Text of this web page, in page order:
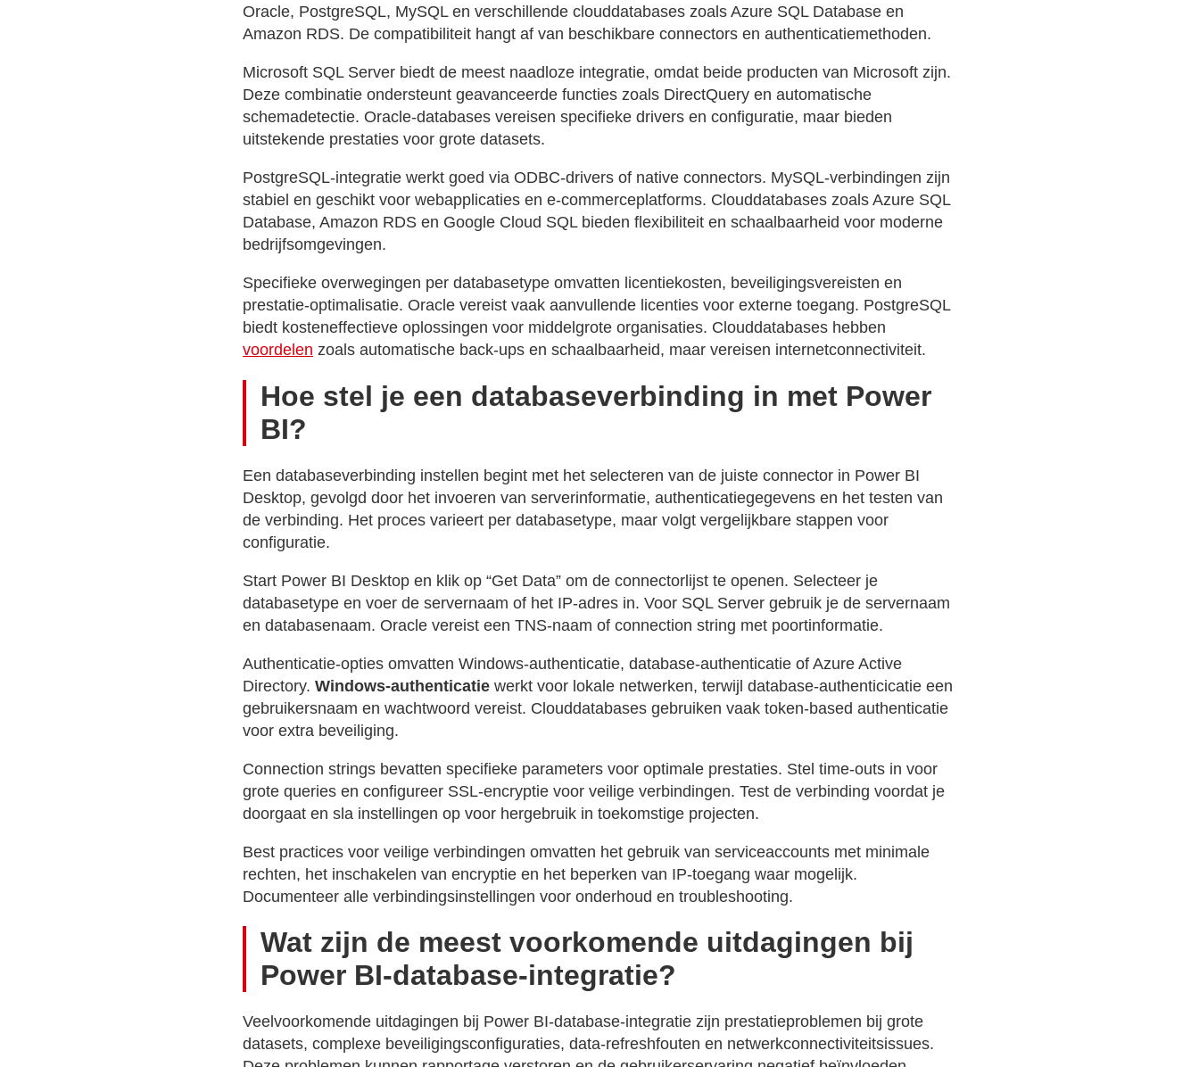
Oracle, PostgreSQL, MySQL en verschillende clouddatabases zoals Azure SQL Database en
Amazon RDS. De compatibiliteit hangt af van beschikbare connectors en authenticatiemethoden.
Microsoft SQL Server biedt de meest naadloze integratie, omdat beide producten van Microsoft zijn.
Deze combinatie ondersteunt geavanceerde functies zoals DirectQuery en automatische
schemadetectie. Oracle-databases vereisen specifieke drivers en configuratie, maar bieden
uitstekende prestaties voor grote datasets.
PostgreSQL-integratie werkt goed via ODBC-drivers of native connectors. MySQL-verbindingen zijn
stabiel en geschikt voor webapplicaties en e-commerceplatforms. Clouddatabases zoals Azure SQL
Database, Amazon RDS en Google Cloud SQL bieden flexibiliteit en schaalbaarheid voor moderne
bedrijfsomgevingen.
Specifieke overwegingen per databasetype omvatten licentiekosten, beveiligingsvereisten en
prestatie-optimalisatie. Oracle vereist vaak aanvullende licenties voor externe toegang. PostgreSQL
biedt kosteneffectieve oplossingen voor middelgrote organisaties. Clouddatabases hebben
voordelen zoals automatische back-ups en schaalbaarheid, maar vereisen internetconnectiviteit.
Hoe stel je een databaseverbinding in met Power
BI?
Een databaseverbinding instellen begint met het selecteren van de juiste connector in Power BI
Desktop, gevolgd door het invoeren van serverinformatie, authenticatiegegevens en het testen van
de verbinding. Het proces varieert per databasetype, maar volgt vergelijkbare stappen voor
configuratie.
Start Power BI Desktop en klik op “Get Data” om de connectorlijst te openen. Selecteer je
databasetype en voer de servernaam of het IP-adres in. Voor SQL Server gebruik je de servernaam
en databasenaam. Oracle vereist een TNS-naam of connection string met poortinformatie.
Authenticatie-opties omvatten Windows-authenticatie, database-authenticatie of Azure Active
Directory. Windows-authenticatie werkt voor lokale netwerken, terwijl database-authenticicatie een
gebruikersnaam en wachtwoord vereist. Clouddatabases gebruiken vaak token-based authenticatie
voor extra beveiliging.
Connection strings bevatten specifieke parameters voor optimale prestaties. Stel time-outs in voor
grote queries en configureer SSL-encryptie voor veilige verbindingen. Test de verbinding voordat je
doorgaat en sla instellingen op voor hergebruik in toekomstige projecten.
Best practices voor veilige verbindingen omvatten het gebruik van serviceaccounts met minimale
rechten, het inschakelen van encryptie en het beperken van IP-toegang waar mogelijk.
Documenteer alle verbindingsinstellingen voor onderhoud en troubleshooting.
Wat zijn de meest voorkomende uitdagingen bij
Power BI-database-integratie?
Veelvoorkomende uitdagingen bij Power BI-database-integratie zijn prestatieproblemen bij grote
datasets, complexe beveiligingsconfiguraties, data-refreshfouten en netwerkconnectiviteitsissues.